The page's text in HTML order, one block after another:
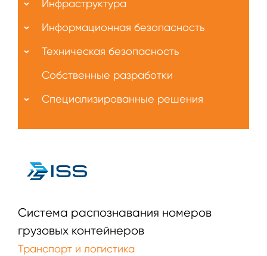
Система распознавания номеров
грузовых контейнеров
Транспорт и логистика
Инфраструктура
Информационная безопасность
Техническая безопасность
Собственные разработки
Специализированные решения